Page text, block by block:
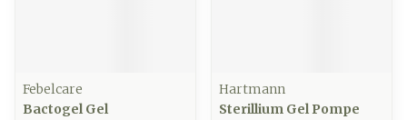
Febelcare
Bactogel Gel
Hartmann
Sterillium Gel Pompe